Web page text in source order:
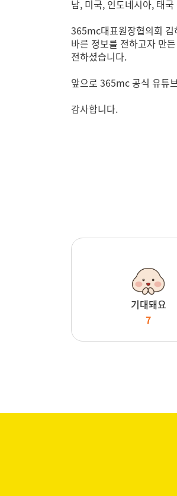
남, 미국, 인도네시아, 태
365mc대표원장협의회 김
바른 정보를 전하고자 만
전하셨습니다.
앞으로 365mc 공식 유튜
감사합니다.
기대돼요
7